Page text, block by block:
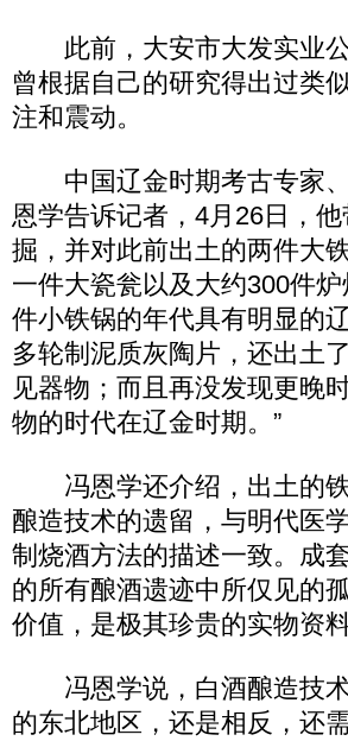
此前，大安市大发实业公
曾根据自己的研究得出过类
注和震动。
中国辽金时期考古专家、
恩学告诉记者，4月26日，
掘，并对此前出土的两件大
一件大瓷瓮以及大约300件
件小铁锅的年代具有明显的
多轮制泥质灰陶片，还出土
见器物；而且再没发现更晚
物的时代在辽金时期。”
冯恩学还介绍，出土的铁
酿造技术的遗留，与明代医
制烧酒方法的描述一致。成
的所有酿酒遗迹中所仅见的
价值，是极其珍贵的实物资料
冯恩学说，白酒酿造技术
的东北地区，还是相反，还